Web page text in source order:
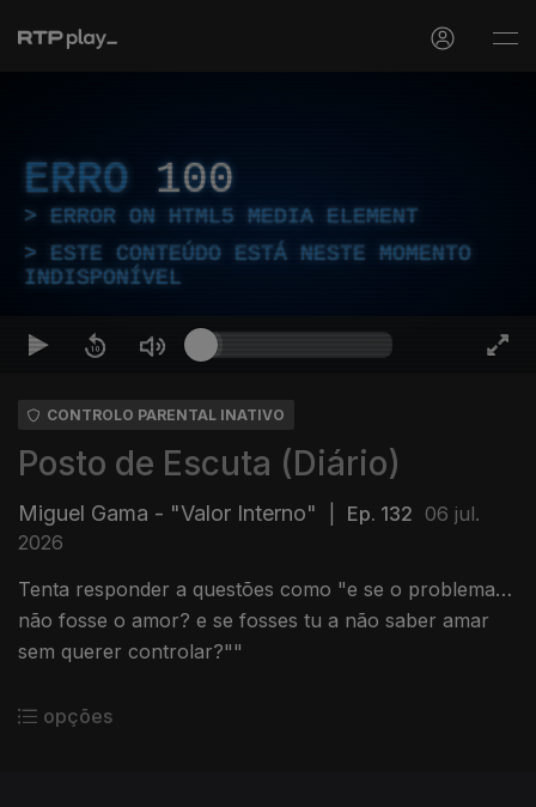
ERRO 100
ERROR ON HTML5 MEDIA ELEMENT
ESTE CONTEÚDO ESTÁ NESTE MOMENTO
INDISPONÍVEL
CONTROLO PARENTAL INATIVO
Posto de Escuta (Diário)
Miguel Gama - "Valor Interno" Ep. 132 06 jul.
2026
Tenta responder a questões como "e se o problema…
não fosse o amor? e se fosses tu a não saber amar
sem querer controlar?""
opções